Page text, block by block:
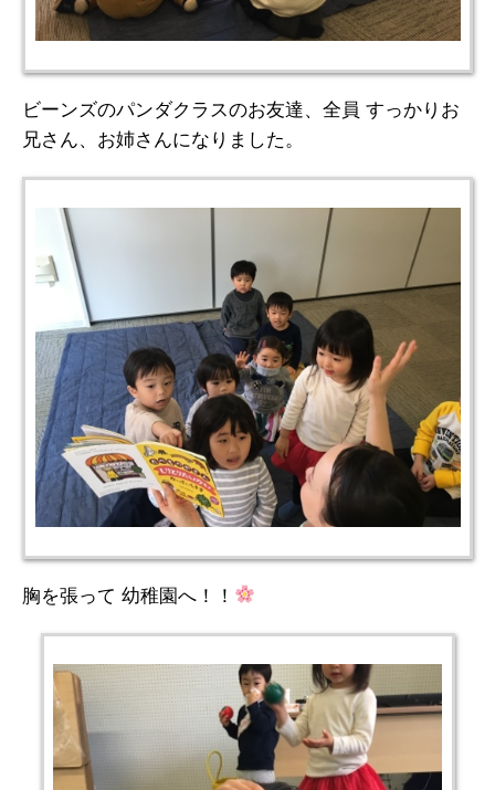
ビーンズのパンダクラスのお友達、全員 すっかりお
兄さん、お姉さんになりました。
胸を張って 幼稚園へ！！